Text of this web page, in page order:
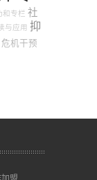
和专栏 社
与应用 抑
危机干预